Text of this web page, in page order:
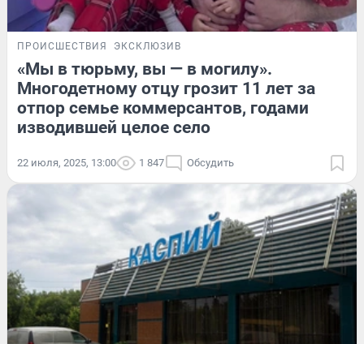
ПРОИСШЕСТВИЯ ЭКСКЛЮЗИВ
«Мы в тюрьму, вы — в могилу».
Многодетному отцу грозит 11 лет за
отпор семье коммерсантов, годами
изводившей целое село
22 июля, 2025, 13:00 1 847 Обсудить